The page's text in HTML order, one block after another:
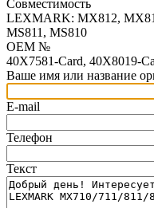
Совместимость
LEXMARK: MX812,
MS811, MS810
OEM №
40X7581-Card, 40X8019-
Ваше имя или название
E-mail
Телефон
Текст